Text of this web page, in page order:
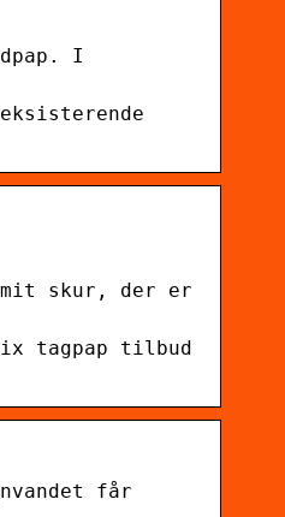
I
mit skur, der er
tagpap tilbud
får